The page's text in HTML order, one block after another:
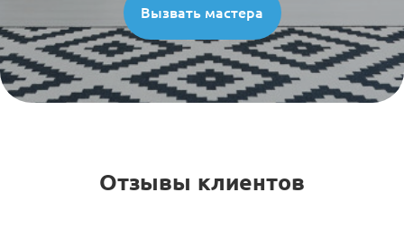
Вызвать мастера
Отзывы клиентов